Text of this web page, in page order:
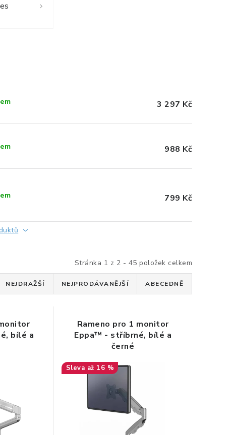
3 297 Kč
988 Kč
799 Kč
Stránka 1 z 2 - 45 položek celkem
NEJDRAŽŠÍ NEJPRODÁVANĚJŠÍ ABECEDNĚ
bílé a
Rameno pro 1 monitor
Eppa™ - stříbrné, bílé a
černé
až 16 %